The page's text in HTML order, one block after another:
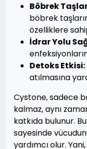
Böbrek
böbrek
özelliklere
İdrar Yolu
Detoks Etkisi:
atılmasına
Cystone, sadece
kalmaz, aynı
katkıda bulunur.
sayesinde
yardımcı olur.